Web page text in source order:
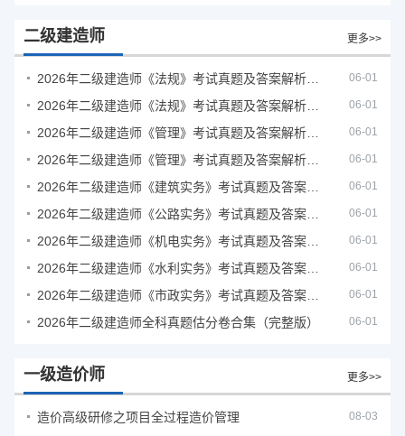
二级建造师 更多>>
06-01
06-01
06-01
06-01
06-01
06-01
06-01
06-01
06-01
2026年二级建造师全科真题估分卷合集（完整版） 06-01
一级造价师 更多>>
造价高级研修之项目全过程造价管理 08-03